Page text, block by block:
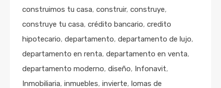
construimos tu casa, construir, construye,
construye tu casa, crédito bancario, credito
hipotecario, departamento, departamento de lujo,
departamento en renta, departamento en venta,
departamento moderno, diseño, Infonavit,
Inmobiliaria, inmuebles, invierte, lomas de